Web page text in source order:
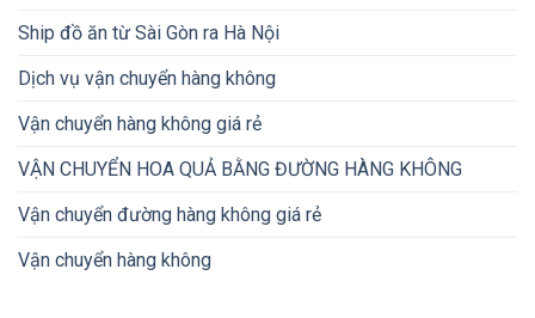
Ship đồ ăn từ Sài Gòn ra Hà Nội
Dịch vụ vận chuyển hàng không
Vận chuyển hàng không giá rẻ
VẬN CHUYỂN HOA QUẢ BẰNG ĐƯỜNG HÀNG KHÔNG
Vận chuyển đường hàng không giá rẻ
Vận chuyển hàng không